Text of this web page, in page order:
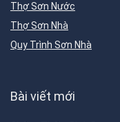
Thợ Sơn Nước
Thợ Sơn Nhà
Quy Trình Sơn Nhà
Bài viết mới